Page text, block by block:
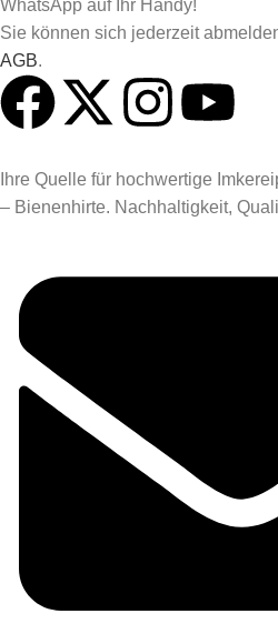
WhatsApp auf Ihr Handy!
Sie können sich jederzeit
AGB.
Ihre Quelle für hochwertige
– Bienenhirte. Nachhaltigkeit,